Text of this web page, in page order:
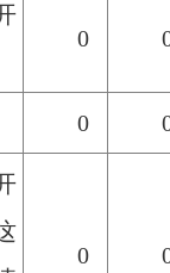
0
0
0